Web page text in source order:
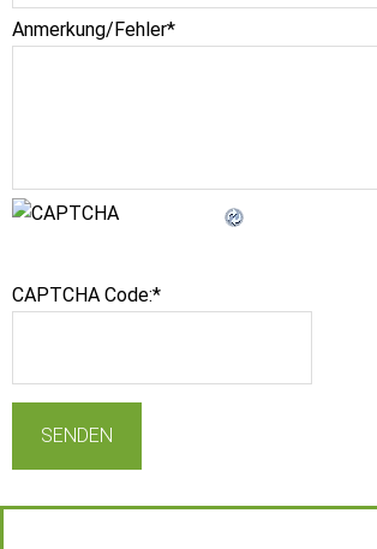
Anmerkung/Fehler*
CAPTCHA Code:*